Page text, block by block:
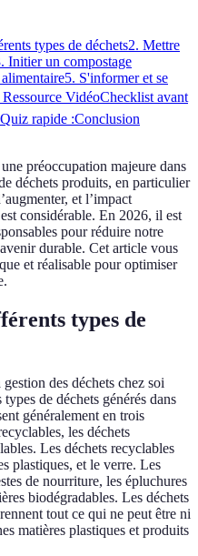
types de déchets2. Mettre
Initier un compostage
5. S'informer et se
VidéoChecklist avant
rapide :Conclusion
préoccupation majeure dans
déchets produits, en particulier
et l’impact
considérable. En 2026, il est
pour réduire notre
durable. Cet article vous
et réalisable pour optimiser
types de
des déchets chez soi
de déchets générés dans
généralement en trois
les déchets
Les déchets recyclables
plastiques, et le verre. Les
de nourriture, les épluchures
biodégradables. Les déchets
tout ce qui ne peut être ni
matières plastiques et produits